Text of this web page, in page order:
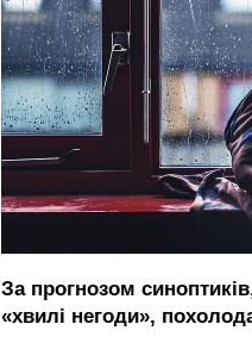
За прогнозом
«хвилі негоди»,